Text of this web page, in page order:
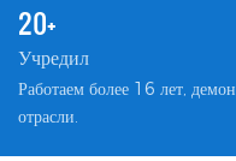
20+
Учредил
︎Работаем более 16 лет,
отрасли.